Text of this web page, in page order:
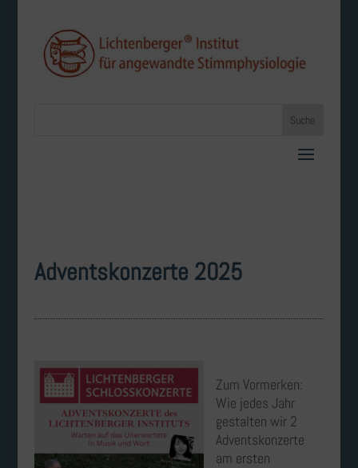
Adventskonzerte 2025
Zum Vormerken:
Wie jedes Jahr
gestalten wir 2
Adventskonzerte
am ersten